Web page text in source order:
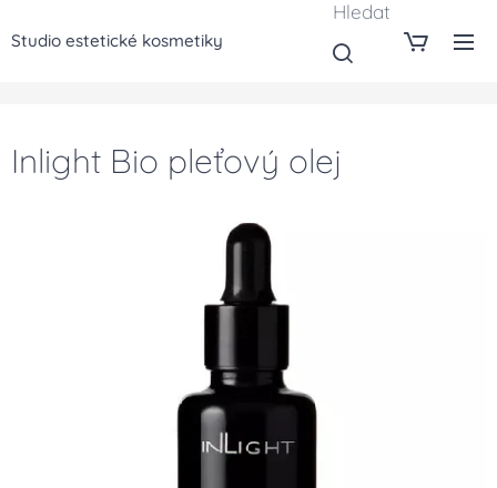
Studio estetické kosmetiky
Hledat
Inlight Bio pleťový olej